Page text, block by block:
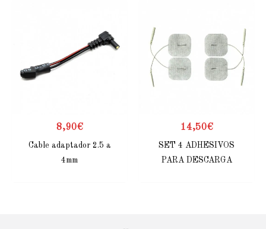
8,90€
Cable adaptador 2.5 a
4mm
14,50€
SET 4 ADHESIVOS
PARA DESCARGA